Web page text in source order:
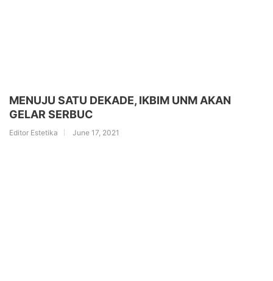
MENUJU SATU DEKADE, IKBIM UNM AKAN
GELAR SERBUC
Editor Estetika June 17, 2021